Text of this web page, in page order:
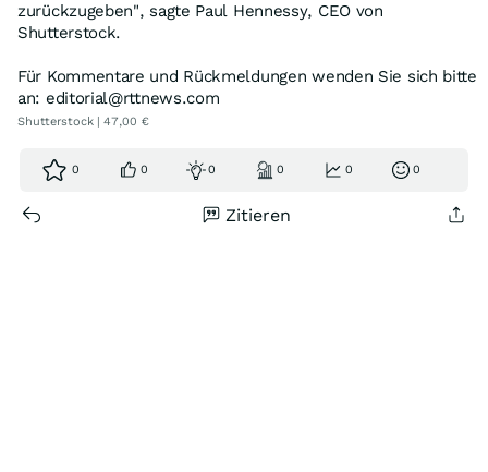
zurückzugeben", sagte Paul Hennessy, CEO von
Shutterstock.
Für Kommentare und Rückmeldungen wenden Sie sich bitte
an: editorial@rttnews.com
Shutterstock | 47,00 €
0 0 0 0 0 0
Zitieren